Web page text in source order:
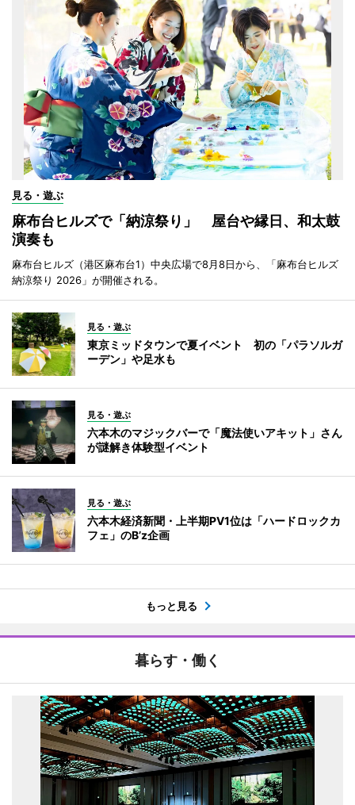
見る・遊ぶ
麻布台ヒルズで「納涼祭り」 屋台や縁日、和太鼓
演奏も
麻布台ヒルズ（港区麻布台1）中央広場で8月8日から、「麻布台ヒルズ
納涼祭り 2026」が開催される。
見る・遊ぶ
東京ミッドタウンで夏イベント 初の「パラソルガ
ーデン」や足水も
見る・遊ぶ
六本木のマジックバーで「魔法使いアキット」さん
が謎解き体験型イベント
見る・遊ぶ
六本木経済新聞・上半期PV1位は「ハードロックカ
フェ」のB’z企画
もっと見る
暮らす・働く